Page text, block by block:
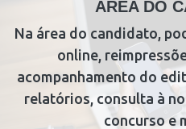
ÁREA DO
Na área do candidato,
online,
acompanhamento do
relatórios, consulta à
concurso e